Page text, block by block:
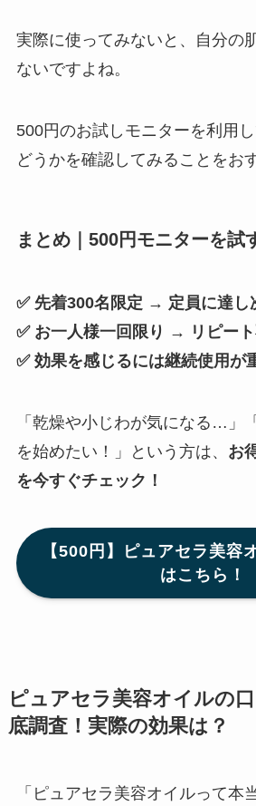
実際に使ってみないと、自分の
ないですよね。
500円のお試しモニターを利用
どうかを確認してみることをお
まとめ｜500円モニターを試
✅ 先着300名限定 → 定員に達し
✅ お一人様一回限り → リピート
✅ 効果を感じるには継続使用が
「乾燥や小じわが気になる…」
を始めたい！」という方は、 お
を今すぐチェック！
【500円】ピュアセラ美容
はこちら！
ピュアセラ美容オイルの
底調査！実際の効果は？
「ピュアセラ美容オイルって本